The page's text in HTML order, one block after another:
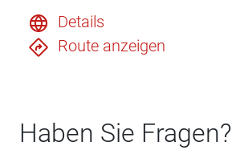
Details
Route anzeigen
Haben Sie Fragen?